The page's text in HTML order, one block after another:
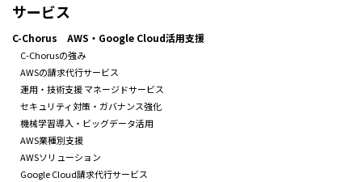
サービス
C-Chorus AWS・Google Cloud活用支援
C-Chorusの強み
AWSの請求代行サービス
運用・技術支援 マネージドサービス
セキュリティ対策・ガバナンス強化
機械学習導入・ビッグデータ活用
AWS業種別支援
AWSソリューション
Google Cloud請求代行サービス